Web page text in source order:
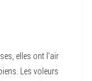
elles ont l’air
Les voleurs